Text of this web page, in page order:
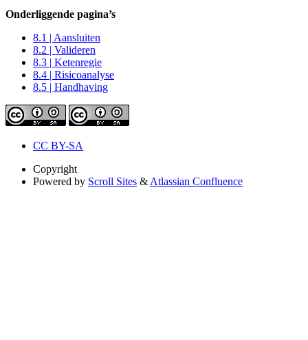
Onderliggende pagina’s
8.1 | Aansluiten
8.2 | Valideren
8.3 | Ketenregie
8.4 | Risicoanalyse
8.5 | Handhaving
CC BY-SA
Copyright
Powered by Scroll Sites & Atlassian Confluence